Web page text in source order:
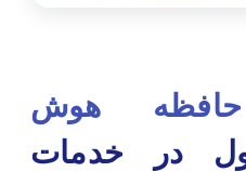
هوش
در خدمات